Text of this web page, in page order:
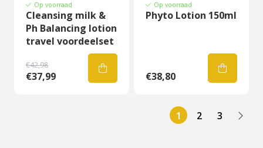
Op voorraad
Cleansing milk &
Ph Balancing lotion
travel voordeelset
€42,98
€37,99
Op voorraad
Phyto Lotion 150ml
€38,80
1 2 3